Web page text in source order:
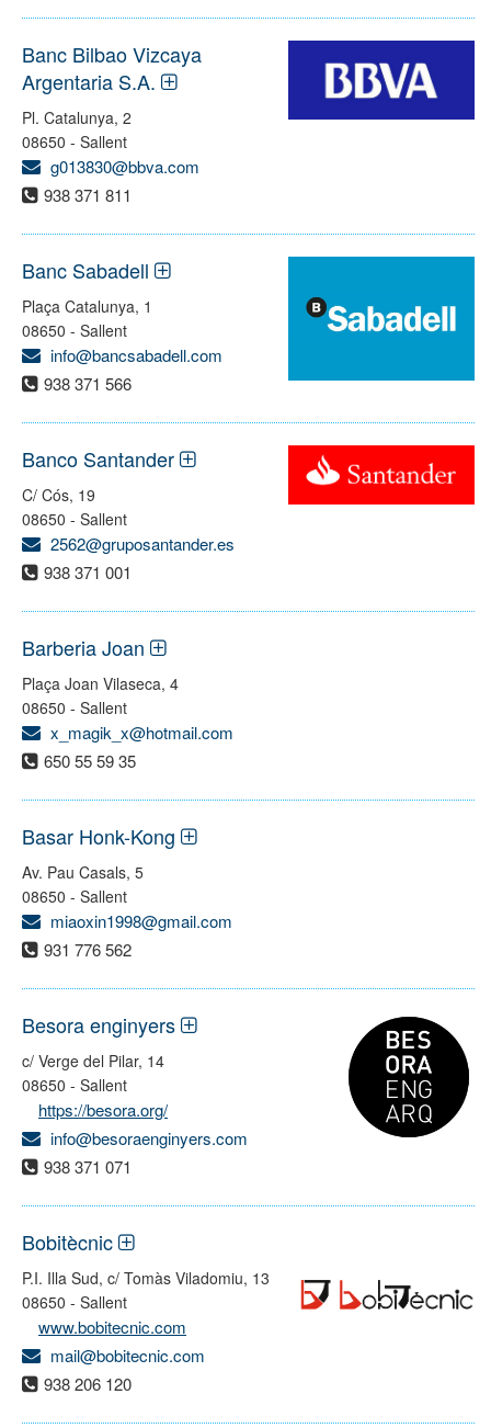
Banc Bilbao Vizcaya
Argentaria S.A.
Pl. Catalunya, 2
08650 - Sallent
g013830@bbva.com
938 371 811
Banc Sabadell
Plaça Catalunya, 1
08650 - Sallent
info@bancsabadell.com
938 371 566
Banco Santander
C/ Cós, 19
08650 - Sallent
2562@gruposantander.es
938 371 001
Barberia Joan
Plaça Joan Vilaseca, 4
08650 - Sallent
x_magik_x@hotmail.com
650 55 59 35
Basar Honk-Kong
Av. Pau Casals, 5
08650 - Sallent
miaoxin1998@gmail.com
931 776 562
Besora enginyers
c/ Verge del Pilar, 14
08650 - Sallent
https://besora.org/
info@besoraenginyers.com
938 371 071
Bobitècnic
P.I. Illa Sud, c/ Tomàs Viladomiu, 13
08650 - Sallent
www.bobitecnic.com
mail@bobitecnic.com
938 206 120